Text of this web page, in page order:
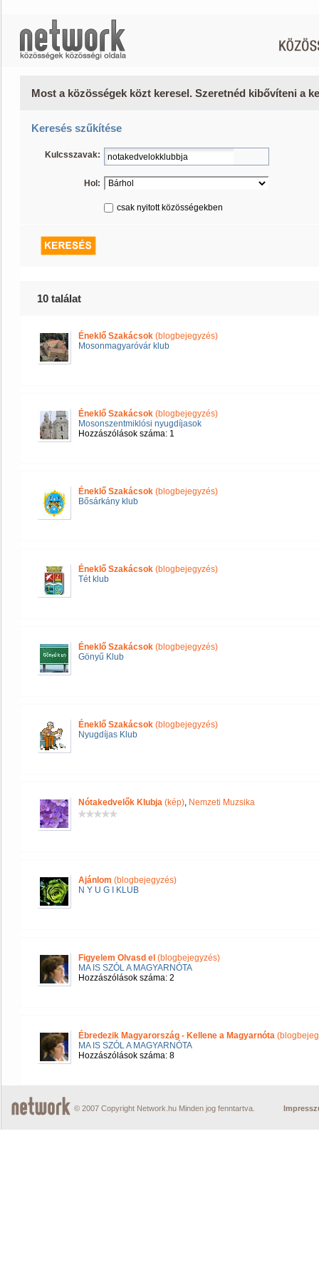
Most a közösségek közt keresel. Szeretnéd kibővíteni a
Keresés szűkítése
Kulcsszavak:
Hol:
csak nyitott közösségekben
10 találat
Éneklő Szakácsok (blogbejegyzés)
Mosonmagyaróvár klub
Éneklő Szakácsok (blogbejegyzés)
Mosonszentmiklósi nyugdíjasok
Hozzászólások száma: 1
Éneklő Szakácsok (blogbejegyzés)
Bősárkány klub
Éneklő Szakácsok (blogbejegyzés)
Tét klub
Éneklő Szakácsok (blogbejegyzés)
Gönyű Klub
Éneklő Szakácsok (blogbejegyzés)
Nyugdíjas Klub
Nótakedvelők Klubja (kép), Nemzeti Muzsika
Ajánlom (blogbejegyzés)
N Y U G I KLUB
Figyelem Olvasd el (blogbejegyzés)
MA IS SZÓL A MAGYARNÓTA
Hozzászólások száma: 2
Ébredezik Magyarország - Kellene a Magyarnóta
MA IS SZÓL A MAGYARNÓTA
Hozzászólások száma: 8
© 2007 Copyright Network.hu Minden jog fenntartva.